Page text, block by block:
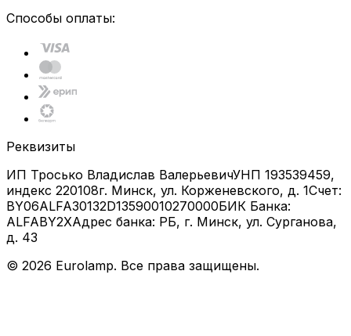
Способы оплаты:
Реквизиты
ИП Тросько Владислав ВалерьевичУНП 193539459,
индекс 220108г. Минск, ул. Корженевского, д. 1Счет:
BY06ALFA30132D13590010270000БИК Банка:
ALFABY2XАдрес банка: РБ, г. Минск, ул. Сурганова,
д. 43
© 2026 Eurolamp. Все права защищены.